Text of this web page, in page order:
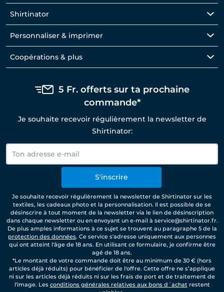
Shirtinator
Personnaliser & imprimer
Coopérations & plus
5 Fr. offerts sur ta prochaine
commande*
Je souhaite recevoir régulièrement la newsletter de
Shirtinator:
S'inscrire
Je souhaite recevoir régulièrement la newsletter de Shirtinator sur les
textiles, les cadeaux photo et la personnalisation. Il est possible de se
désinscrire à tout moment de la newsletter via le lien de désinscription
dans chaque newsletter ou en envoyant un e-mail à service@shirtinator.fr.
De plus amples informations à ce sujet se trouvent au paragraphe 5 de la
protection des données. Ce service s'adresse uniquement aux personnes
qui ont atteint l'âge de 18 ans. En utilisant ce formulaire, je confirme être
agé de 18 ans.
*Le montant de votre commande doit être au minimum de 30 € (hors
articles déjà réduits) pour bénéficier de l'offre. Cette offre ne s’applique
ni sur les articles déjà réduits ni sur les frais de port et de traitement de
l'image. Les conditions générales relatives aux bons d´achatrestent